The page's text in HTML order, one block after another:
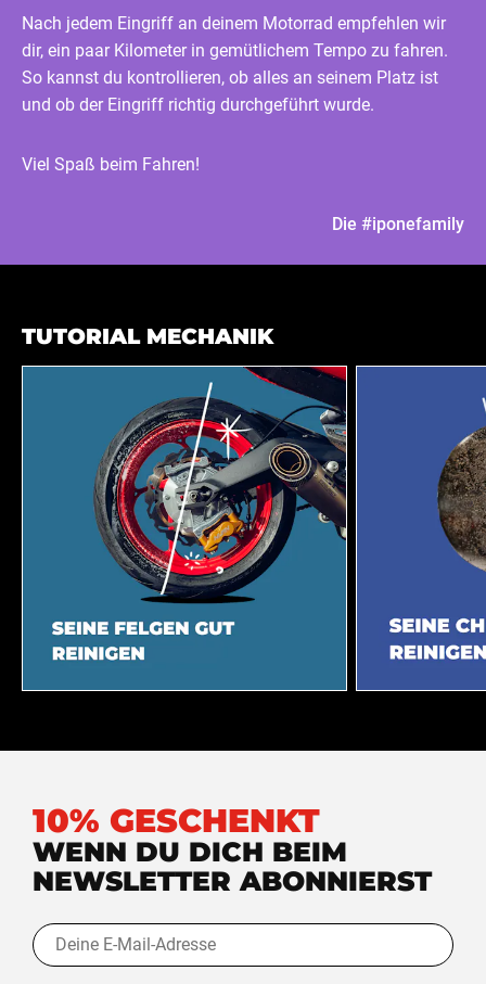
Nach jedem Eingriff an deinem Motorrad empfehlen wir
dir, ein paar Kilometer in gemütlichem Tempo zu fahren.
So kannst du kontrollieren, ob alles an seinem Platz ist
und ob der Eingriff richtig durchgeführt wurde.
Viel Spaß beim Fahren!
Die #iponefamily
TUTORIAL MECHANIK
10% GESCHENKT
WENN DU DICH BEIM
NEWSLETTER ABONNIERST